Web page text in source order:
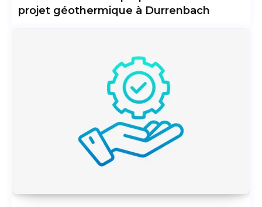
projet géothermique à Durrenbach